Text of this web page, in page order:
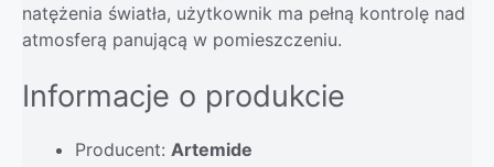
natężenia światła, użytkownik ma pełną kontrolę nad
atmosferą panującą w pomieszczeniu.
Informacje o produkcie
Producent: Artemide